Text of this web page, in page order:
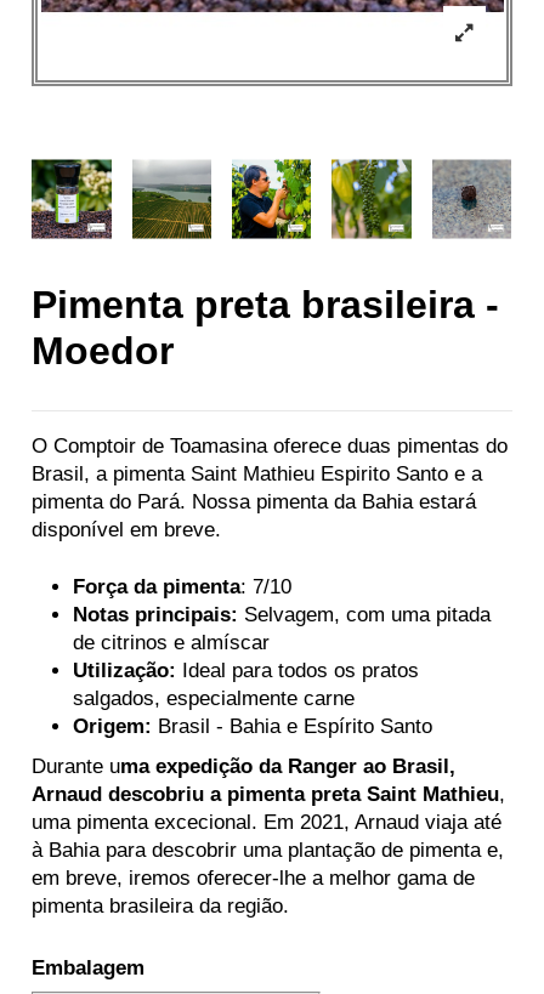
Pimenta preta brasileira -
Moedor
O Comptoir de Toamasina oferece duas pimentas do
Brasil, a pimenta Saint Mathieu Espirito Santo e a
pimenta do Pará. Nossa pimenta da Bahia estará
disponível em breve.
Força da pimenta: 7/10
Notas principais: Selvagem, com uma pitada
de citrinos e almíscar
Utilização: Ideal para todos os pratos
salgados, especialmente carne
Origem: Brasil - Bahia e Espírito Santo
Durante uma expedição da Ranger ao Brasil,
Arnaud descobriu a pimenta preta Saint Mathieu,
uma pimenta excecional. Em 2021, Arnaud viaja até
à Bahia para descobrir uma plantação de pimenta e,
em breve, iremos oferecer-lhe a melhor gama de
pimenta brasileira da região.
Embalagem